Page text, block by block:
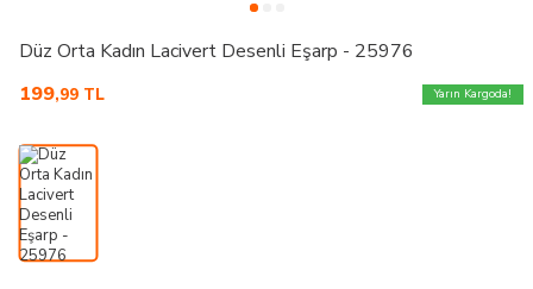
Düz Orta Kadın Lacivert Desenli Eşarp - 25976
199,99 TL Yarın Kargoda!